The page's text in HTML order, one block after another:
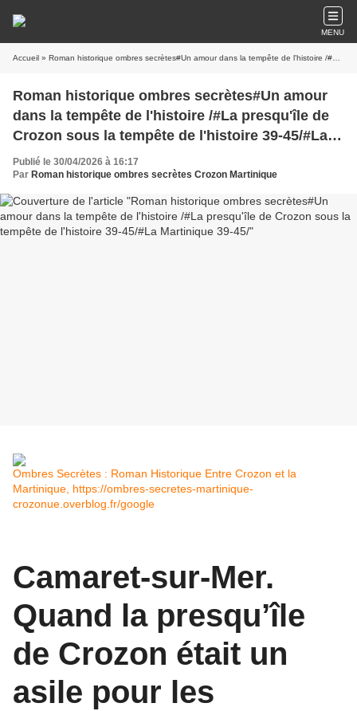
MENU
Accueil » Roman historique ombres secrètes#Un amour dans la tempête de l'histoire /#La presqu'île de Crozon sous la tempête de l'histoire 39-45/#La Martinique 39-45/
Roman historique ombres secrètes#Un amour
dans la tempête de l'histoire /#La presqu'île de
Crozon sous la tempête de l'histoire 39-45/#La
Martinique 39-45/
Publié le 30/04/2026 à 16:17
Par Roman historique ombres secrètes Crozon Martinique
Ombres Secrètes : Roman Historique Entre Crozon et la
Martinique, https://ombres-secretes-martinique-
crozonue.overblog.fr/google
Camaret-sur-Mer.
Quand la presqu’île
de Crozon était un
asile pour les